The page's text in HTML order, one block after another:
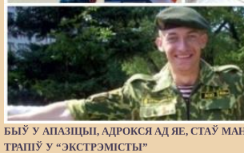
БЫЎ У АПАЗІЦЫІ, АДРОКСЯ АД ЯЕ, СТАЎ
ТРАПІЎ У “ЭКСТРЭМІСТЫ”